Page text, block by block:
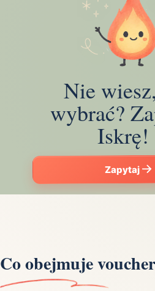
Nie
wybrać?
Iskrę!
Zapytaj
Co obejmuje